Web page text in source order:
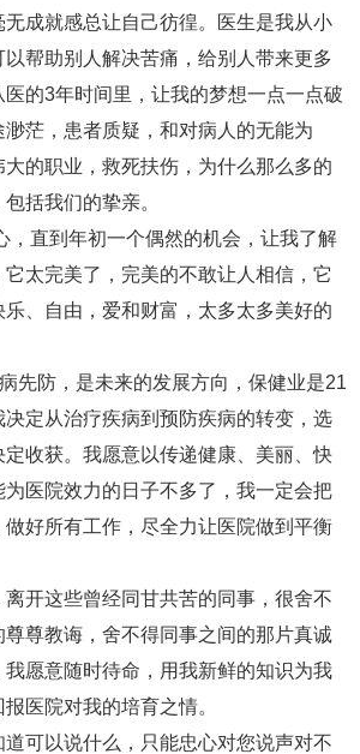
成就感总让自己彷徨。医生是我从小
帮助别人解决苦痛，给别人带来更多
的3年时间里，让我的梦想一点一点破
茫，患者质疑，和对病人的无能为
的职业，救死扶伤，为什么那么多的
括我们的挚亲。
，直到年初一个偶然的机会，让我了解
太完美了，完美的不敢让人相信，它
、自由，爱和财富，太多太多美好的
先防，是未来的发展方向，保健业是21
定从治疗疾病到预防疾病的转变，选
收获。我愿意以传递健康、美丽、快
为医院效力的日子不多了，我一定会把
好所有工作，尽全力让医院做到平衡
开这些曾经同甘共苦的同事，很舍不
尊教诲，舍不得同事之间的那片真诚
愿意随时待命，用我新鲜的知识为我
医院对我的培育之情。
可以说什么，只能忠心对您说声对不